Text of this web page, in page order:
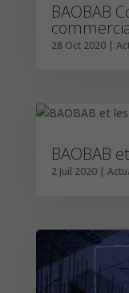
BAOBAB
28 Oct 2020|
BAOBAB
2 Juil 2020|